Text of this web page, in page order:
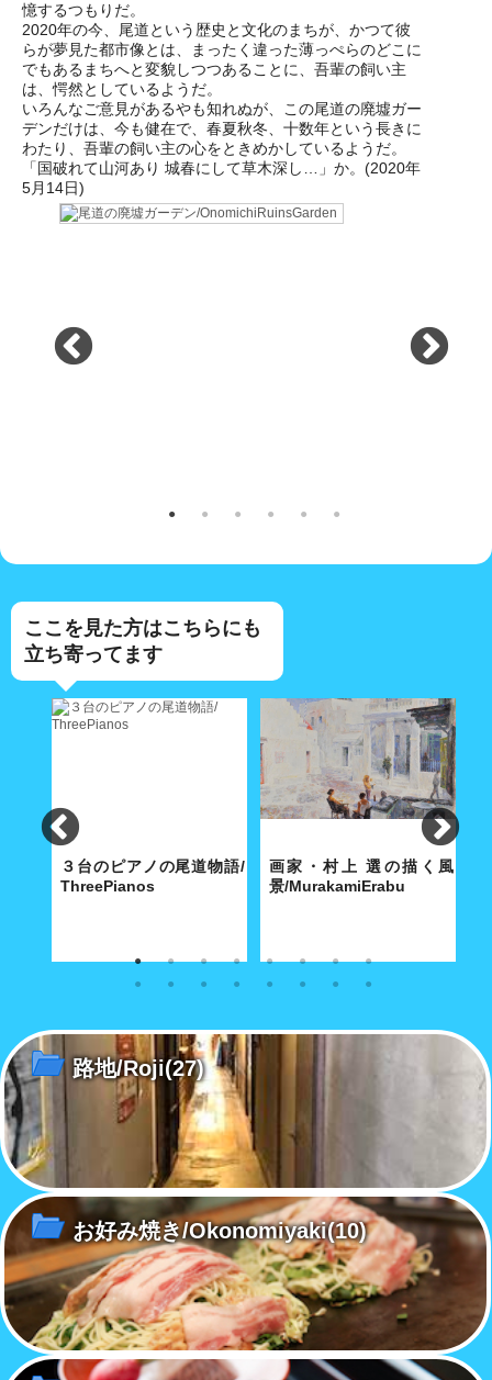
憶するつもりだ。
2020年の今、尾道という歴史と文化のまちが、かつて彼
らが夢見た都市像とは、まったく違った薄っぺらのどこに
でもあるまちへと変貌しつつあることに、吾輩の飼い主
は、愕然としているようだ。
いろんなご意見があるやも知れぬが、この尾道の廃墟ガー
デンだけは、今も健在で、春夏秋冬、十数年という長きに
わたり、吾輩の飼い主の心をときめかしているようだ。
「国破れて山河あり 城春にして草木深し…」か。(2020年
5月14日)
ここを見た方はこちらにも
立ち寄ってます
３台のピアノの尾道物語/
ThreePianos
歴史都市・尾道にふさわしい3
画家・村上 選の描く風
景/MurakamiErabu
特徴ある白の色使いと温もりの
ける。
路地/Roji(27)
お好み焼き/Okonomiyaki(10)